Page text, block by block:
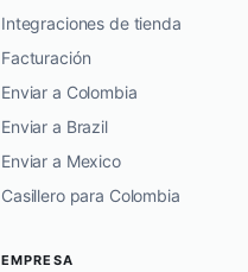
Integraciones de tienda
Facturación
Enviar a Colombia
Enviar a Brazil
Enviar a Mexico
Casillero para Colombia
EMPRESA